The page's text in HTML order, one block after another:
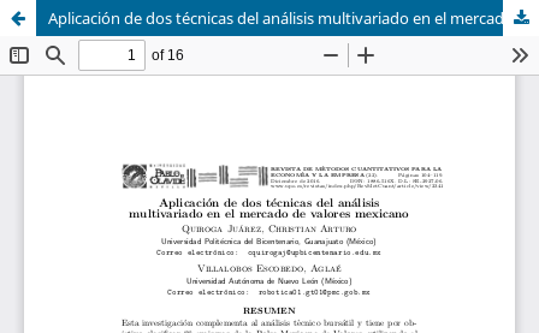
Aplicación de dos técnicas del análisis multivariado en el mercado de valores mexicano